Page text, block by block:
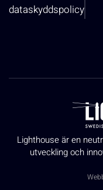
dataskyddspolicy
Lighthouse är en
utveckling och